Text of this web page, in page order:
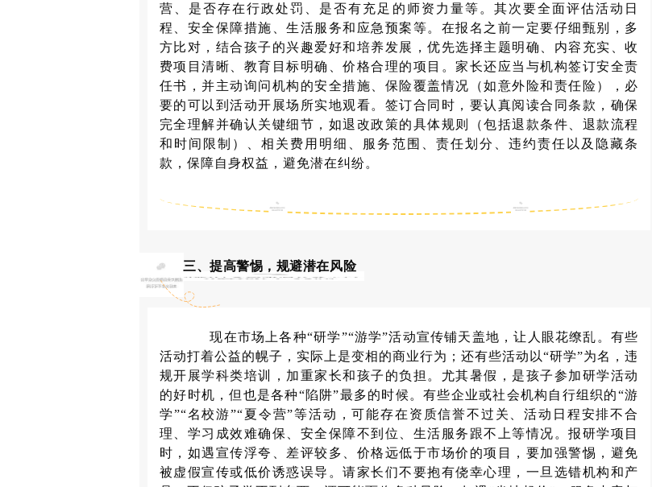
营、是否存在行政处罚、是否有充足的师资力量等。其次要全面评估活动日
程、安全保障措施、生活服务和应急预案等。在报名之前一定要仔细甄别，多
方比对，结合孩子的兴趣爱好和培养发展，优先选择主题明确、内容充实、收
费项目清晰、教育目标明确、价格合理的项目。家长还应当与机构签订安全责
任书，并主动询问机构的安全措施、保险覆盖情况（如意外险和责任险），必
要的可以到活动开展场所实地观看。签订合同时，要认真阅读合同条款，确保
完全理解并确认关键细节，如退改政策的具体规则（包括退款条件、退款流程
和时间限制）、相关费用明细、服务范围、责任划分、违约责任以及隐藏条
款，保障自身权益，避免潜在纠纷。
三、提高警惕，规避潜在风险
现在市场上各种“研学”“游学”活动宣传铺天盖地，让人眼花缭乱。有些
活动打着公益的幌子，实际上是变相的商业行为；还有些活动以“研学”为名，违
规开展学科类培训，加重家长和孩子的负担。尤其暑假，是孩子参加研学活动
的好时机，但也是各种“陷阱”最多的时候。有些企业或社会机构自行组织的“游
学”“名校游”“夏令营”等活动，可能存在资质信誉不过关、活动日程安排不合
理、学习成效难确保、安全保障不到位、生活服务跟不上等情况。报研学项目
时，如遇宣传浮夸、差评较多、价格远低于市场价的项目，要加强警惕，避免
被虚假宣传或低价诱惑误导。请家长们不要抱有侥幸心理，一旦选错机构和产